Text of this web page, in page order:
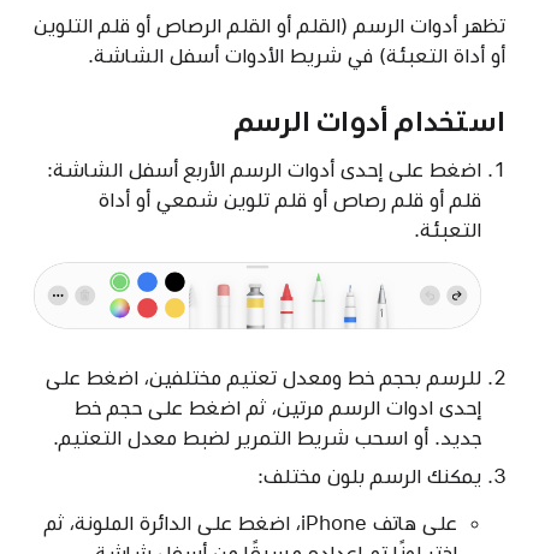
تظهر أدوات الرسم (القلم أو القلم الرصاص أو قلم التلوين
أو أداة التعبئة) في شريط الأدوات أسفل الشاشة.
استخدام أدوات الرسم
اضغط على إحدى أدوات الرسم الأربع أسفل الشاشة:
قلم أو قلم رصاص أو قلم تلوين شمعي أو أداة
التعبئة.
للرسم بحجم خط ومعدل تعتيم مختلفين، اضغط على
إحدى ادوات الرسم مرتين، ثم اضغط على حجم خط
جديد. أو اسحب شريط التمرير لضبط معدل التعتيم.
يمكنك الرسم بلون مختلف:
على هاتف iPhone، اضغط على الدائرة الملونة، ثم